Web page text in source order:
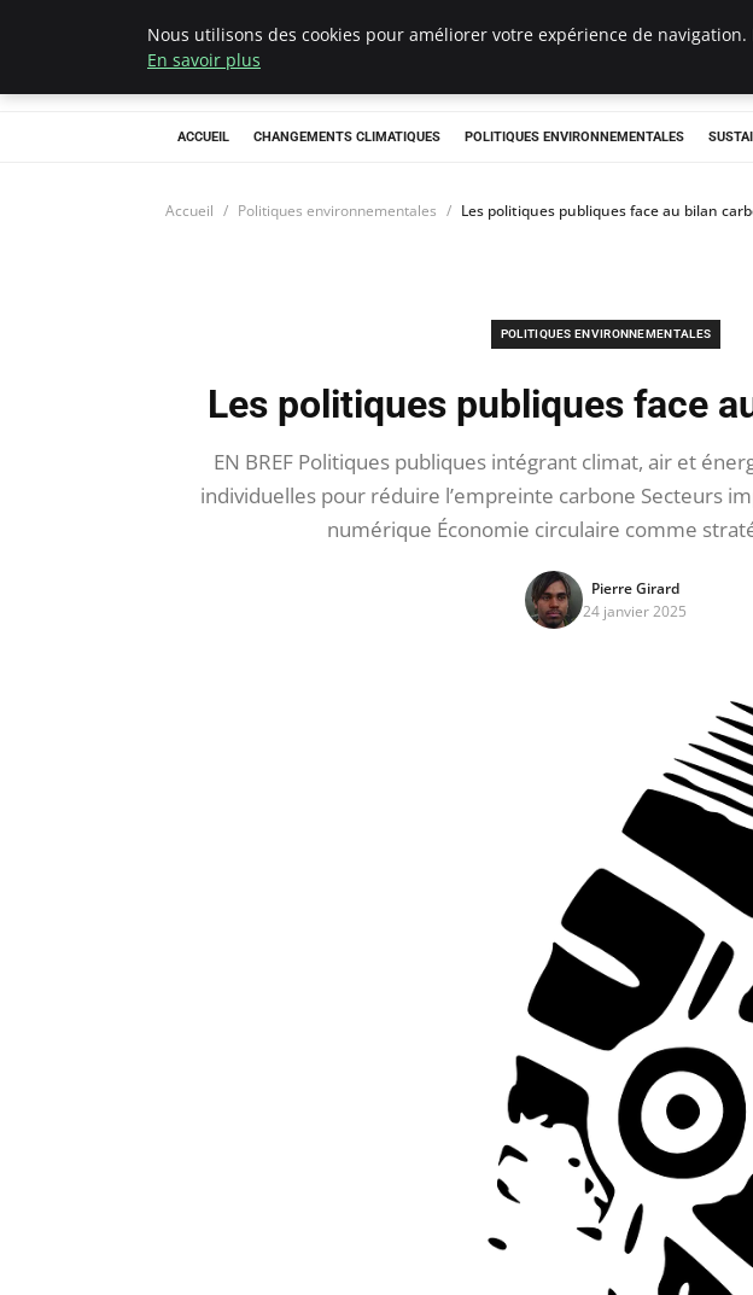
ACCUEIL CHANGEMENTS CLIMATIQUES POLITIQUES ENVIRONNEMENTALES
Accueil Politiques environnementales Les politiques publiques face au bilan
POLITIQUES ENVIRONNEMENTALES
Les politiques publiques face
EN BREF Politiques publiques intégrant climat, air et
individuelles pour réduire l’empreinte carbone Secteurs
numérique Économie circulaire comme
Pierre Girard
24 janvier 2025
Nous utilisons des cookies pour améliorer votre expérience de
En savoir plus